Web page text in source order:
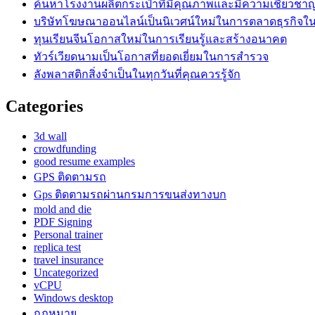
ค้นหาโรงงานผลิตกระเป๋าที่มีคุณภาพและมีความเชี่ยวชา
บริษัทโฆษณาออนไลน์เป็นนิเวศน์ใหม่ในการตลาดธุรกิจใ
ทุนเรียนจีนโอกาสใหม่ในการเรียนรู้และสร้างอนาคต
ทัวร์เวียดนามเป็นโอกาสที่ยอดเยี่ยมในการสำรวจ
ลังพลาสติกสิ่งจำเป็นในทุกวันที่คุณควรรู้จัก
Categories
3d wall
crowdfunding
good resume examples
GPS ติดตามรถ
Gps ติดตามรถผ่านกรมการขนส่งทางบก
mold and die
PDF Signing
Personal trainer
replica test
travel insurance
Uncategorized
vCPU
Windows desktop